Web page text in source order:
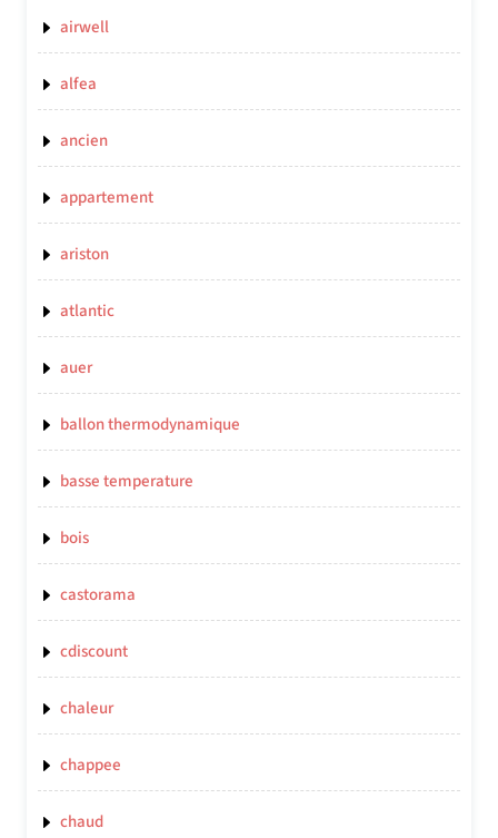
airwell
alfea
ancien
appartement
ariston
atlantic
auer
ballon thermodynamique
basse temperature
bois
castorama
cdiscount
chaleur
chappee
chaud